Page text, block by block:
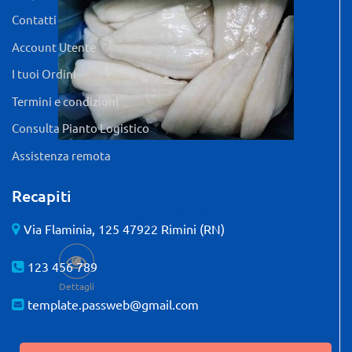
Dettagli
Contatti
Account Utente
I tuoi Ordini
Termini e condizioni
Consulta Pianto Logistico
Assistenza remota
Recapiti
Via Flaminia, 125 47922 Rimini (RN)
123 456 789
template.passweb@gmail.com